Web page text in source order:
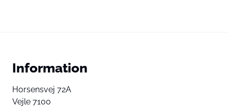
Information
Horsensvej 72A
Vejle 7100